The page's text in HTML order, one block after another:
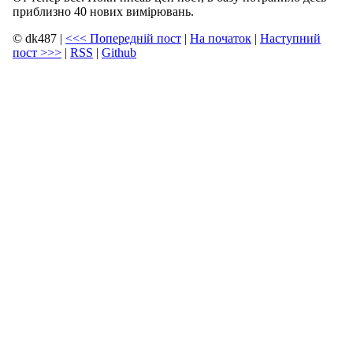
приблизно 40 нових вимірювань.
© dk487 | <<< Попередній пост | На початок | Наступний
пост >>> | RSS | Github